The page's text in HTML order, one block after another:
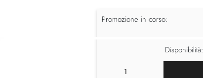
Promozione in corso:
Disponibilità: